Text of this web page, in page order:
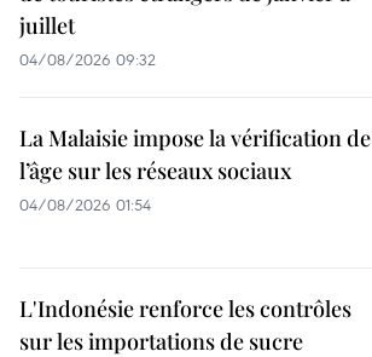
juillet
04/08/2026 09:32
La Malaisie impose la vérification de
l’âge sur les réseaux sociaux
04/08/2026 01:54
L'Indonésie renforce les contrôles
sur les importations de sucre